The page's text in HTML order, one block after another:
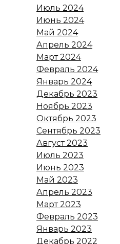
Июль 2024
Июнь 2024
Май 2024
Апрель 2024
Март 2024
Февраль 2024
Январь 2024
Декабрь 2023
Ноябрь 2023
Октябрь 2023
Сентябрь 2023
Август 2023
Июль 2023
Июнь 2023
Май 2023
Апрель 2023
Март 2023
Февраль 2023
Январь 2023
Декабрь 2022